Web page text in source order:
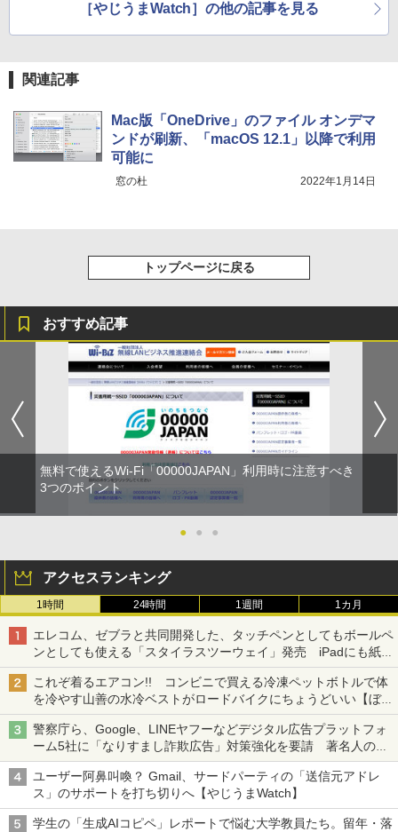
［やじうまWatch］の他の記事を見る
関連記事
Mac版「OneDrive」のファイル オンデマ
ンドが刷新、「macOS 12.1」以降で利用
可能に
窓の杜 2022年1月14日
トップページに戻る
おすすめ記事
無料で使えるWi-Fi「00000JAPAN」利用時に注意すべき
3つのポイント
● ● ●
アクセスランキング
1時間 24時間 1週間 1カ月
エレコム、ゼブラと共同開発した、タッチペンとしてもボールペ
ンとしても使える「スタイラスツーウェイ」発売 iPadにも紙に
も、持ち替えずに書き込める
これぞ着るエアコン!! コンビニで買える冷凍ペットボトルで体
を冷やす山善の水冷ベストがロードバイクにちょうどいい【ぼっ
ち・ざ・ろーど！その14】【空いた時間でなにしてる？】
警察庁ら、Google、LINEヤフーなどデジタル広告プラットフォ
ーム5社に「なりすまし詐欺広告」対策強化を要請 著名人の写
真や映像を使った投資詐欺などへの対策として
ユーザー阿鼻叫喚？ Gmail、サードパーティの「送信元アドレ
ス」のサポートを打ち切りへ【やじうまWatch】
学生の「生成AIコピペ」レポートで悩む大学教員たち。留年・落